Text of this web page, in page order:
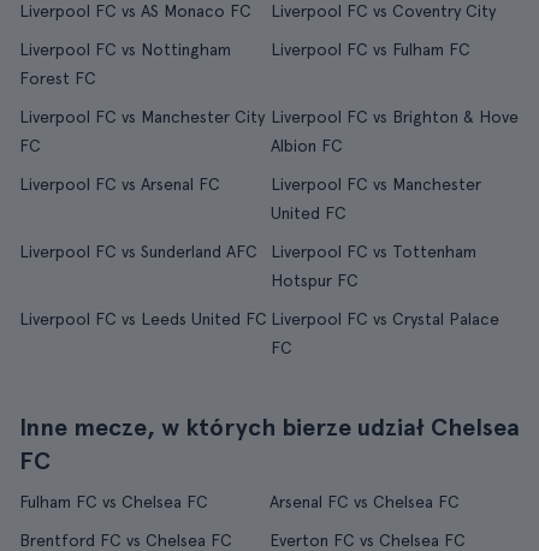
Liverpool FC vs AS Monaco FC
Liverpool FC vs Coventry City
Liverpool FC vs Nottingham
Forest FC
Liverpool FC vs Fulham FC
Liverpool FC vs Manchester City
FC
Liverpool FC vs Brighton & Hove
Albion FC
Liverpool FC vs Arsenal FC
Liverpool FC vs Manchester
United FC
Liverpool FC vs Sunderland AFC
Liverpool FC vs Tottenham
Hotspur FC
Liverpool FC vs Leeds United FC Liverpool FC vs Crystal Palace
FC
Inne mecze, w których bierze udział Chelsea
FC
Fulham FC vs Chelsea FC
Arsenal FC vs Chelsea FC
Brentford FC vs Chelsea FC
Everton FC vs Chelsea FC